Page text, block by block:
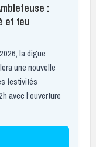
:
et feu
la digue
une nouvelle
festivités
avec l’ouverture